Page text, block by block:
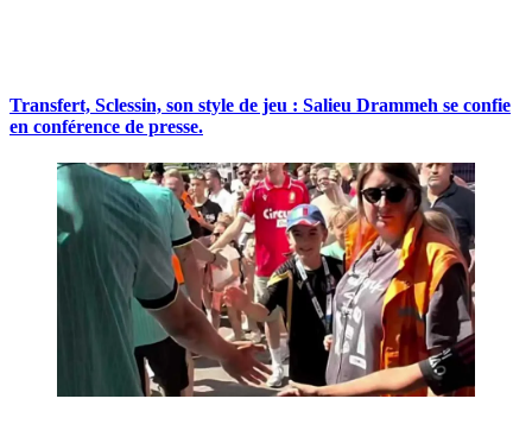
Transfert, Sclessin, son style de jeu : Salieu Drammeh se confie
en conférence de presse.